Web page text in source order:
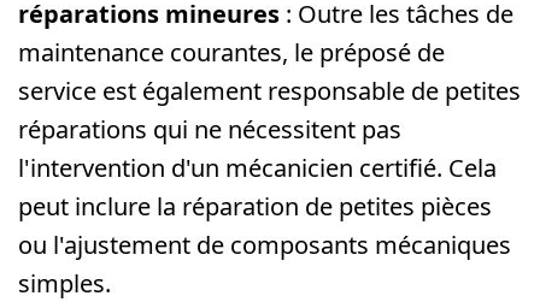
réparations mineures: Outre les tâches de
maintenance courantes, le préposé de
service est également responsable de petites
réparations qui ne nécessitent pas
l'intervention d'un mécanicien certifié. Cela
peut inclure la réparation de petites pièces
ou l'ajustement de composants mécaniques
simples.